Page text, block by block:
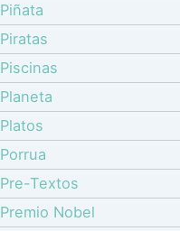
Piñata
Piratas
Piscinas
Planeta
Platos
Porrua
Pre-Textos
Premio Nobel